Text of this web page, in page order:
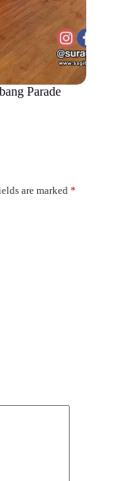
Parade
are marked *